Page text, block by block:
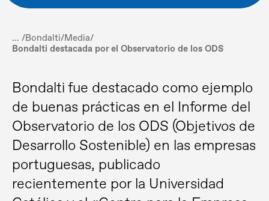
... /Bondalti/Media/
Bondalti destacada por el Observatorio de los ODS
Bondalti fue destacado como ejemplo
de buenas prácticas en el Informe del
Observatorio de los ODS (Objetivos de
Desarrollo Sostenible) en las empresas
portuguesas, publicado
recientemente por la Universidad